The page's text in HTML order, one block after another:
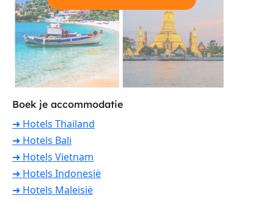
Boek je accommodatie
➜ Hotels Thailand
➜ Hotels Bali
➜ Hotels Vietnam
➜ Hotels Indonesië
➜ Hotels Maleisië